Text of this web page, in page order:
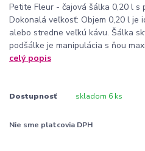
Petite Fleur - čajová šálka 0,20 l
Dokonalá veľkosť: Objem 0,20 l je
alebo stredne veľkú kávu. Šálka
podšálke je manipulácia s ňou
celý popis
Dostupnosť skladom 6 ks
Nie sme platcovia DPH